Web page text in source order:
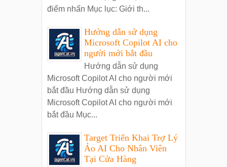
điểm nhấn Mục lục: Giới th...
Hướng dẫn sử dụng
Microsoft Copilot AI cho
người mới bắt đầu
Hướng dẫn sử dụng
Microsoft Copilot AI cho người mới
bắt đầu Hướng dẫn sử dụng
Microsoft Copilot AI cho người mới
bắt đầu Mục...
Target Triển Khai Trợ Lý
Ảo AI Cho Nhân Viên
Tại Cửa Hàng